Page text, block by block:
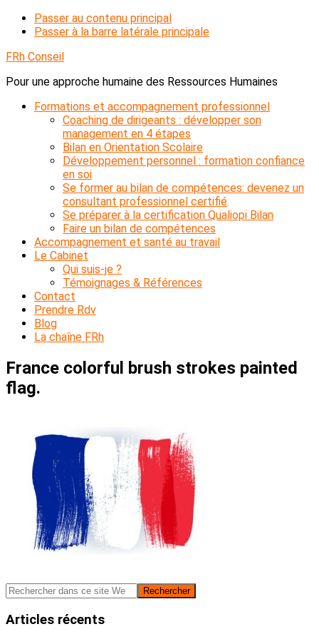
Passer au contenu principal
Passer à la barre latérale principale
FRh Conseil
Pour une approche humaine des Ressources Humaines
Formations et accompagnement professionnel
Coaching de dirigeants : développer son
management en 4 étapes
Bilan en Orientation Scolaire
Développement personnel : formation confiance
en soi
Se former au bilan de compétences: devenez un
consultant professionnel certifié
Se préparer à la certification Qualiopi Bilan
Faire un bilan de compétences
Accompagnement et santé au travail
Le Cabinet
Qui suis-je ?
Témoignages & Références
Contact
Prendre Rdv
Blog
La chaîne FRh
France colorful brush strokes painted
flag.
Barre
latérale
Rechercher
dans
ce
Articles récents